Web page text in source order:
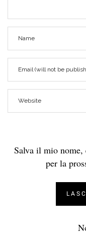
Salva il mio nome,
per la